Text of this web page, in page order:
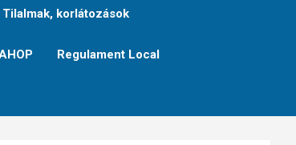
Tilalmak, korlátozások
Regulament Local